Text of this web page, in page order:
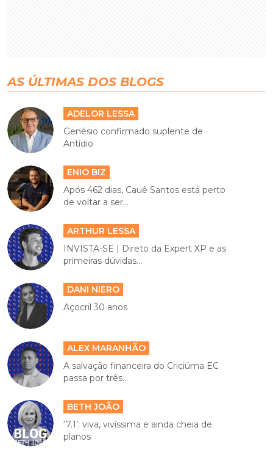
AS ÚLTIMAS DOS BLOGS
ADELOR LESSA
Genésio confirmado suplente de
Antídio
ENIO BIZ
Após 462 dias, Cauê Santos está perto
de voltar a ser...
ARTHUR LESSA
INVISTA-SE | Direto da Expert XP e as
primeiras dúvidas...
DANI NIERO
Açocril 30 anos
ALEX MARANHÃO
A salvação financeira do Criciúma EC
passa por três...
BETH JOÃO
‘7.1’: viva, vivíssima e ainda cheia de
planos